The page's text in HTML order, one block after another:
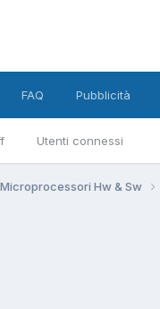
Utenti connessi
FAQ Pubblicità
Microprocessori Hw & Sw